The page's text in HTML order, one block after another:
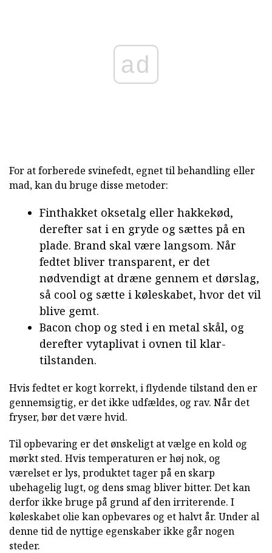
ad
For at forberede svinefedt, egnet til behandling eller
mad, kan du bruge disse metoder:
Finthakket oksetalg eller hakkekød,
derefter sat i en gryde og sættes på en
plade. Brand skal være langsom. Når
fedtet bliver transparent, er det
nødvendigt at dræne gennem et dørslag,
så cool og sætte i køleskabet, hvor det vil
blive gemt.
Bacon chop og sted i en metal skål, og
derefter vytaplivat i ovnen til klar-
tilstanden.
Hvis fedtet er kogt korrekt, i flydende tilstand den er
gennemsigtig, er det ikke udfældes, og rav. Når det
fryser, bør det være hvid.
Til opbevaring er det ønskeligt at vælge en kold og
mørkt sted. Hvis temperaturen er høj nok, og
værelset er lys, produktet tager på en skarp
ubehagelig lugt, og dens smag bliver bitter. Det kan
derfor ikke bruge på grund af den irriterende. I
køleskabet olie kan opbevares og et halvt år. Under al
denne tid de nyttige egenskaber ikke går nogen
steder.